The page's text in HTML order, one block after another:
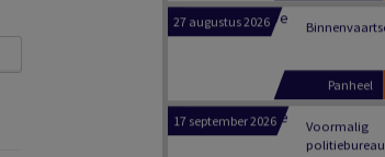
17 september 2026
Voormalig
Dordrecht
17 september 2026
Voormalig
politiebureau